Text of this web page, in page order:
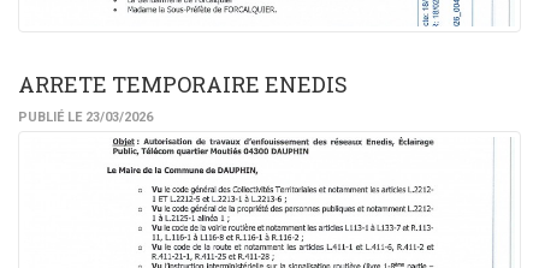
ARRETE TEMPORAIRE ENEDIS
PUBLIÉ LE 23/03/2026